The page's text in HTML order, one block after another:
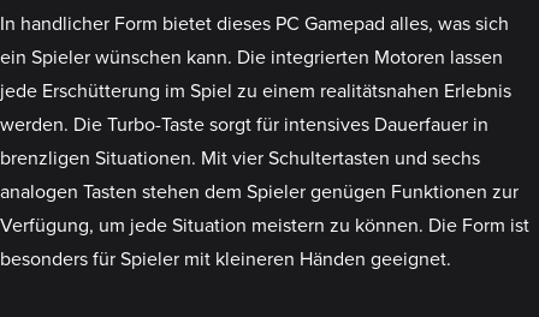
In handlicher Form bietet dieses PC Gamepad alles, was sich
ein Spieler wünschen kann. Die integrierten Motoren lassen
jede Erschütterung im Spiel zu einem realitätsnahen Erlebnis
werden. Die Turbo-Taste sorgt für intensives Dauerfauer in
brenzligen Situationen. Mit vier Schultertasten und sechs
analogen Tasten stehen dem Spieler genügen Funktionen zur
Verfügung, um jede Situation meistern zu können. Die Form ist
besonders für Spieler mit kleineren Händen geeignet.